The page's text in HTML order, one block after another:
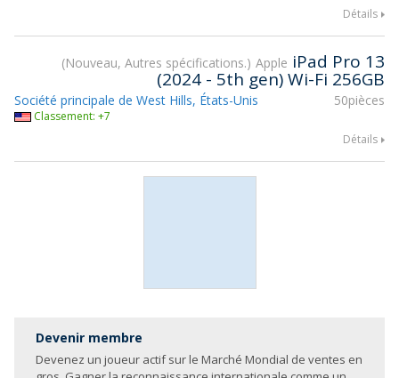
Détails
Nouveau, Autres spécifications. Apple iPad Pro 13
(2024 - 5th gen) Wi-Fi 256GB
50pièces
Société principale de West Hills, États-Unis
Classement: +7
Détails
Devenir membre
Devenez un joueur actif sur le Marché Mondial de ventes en